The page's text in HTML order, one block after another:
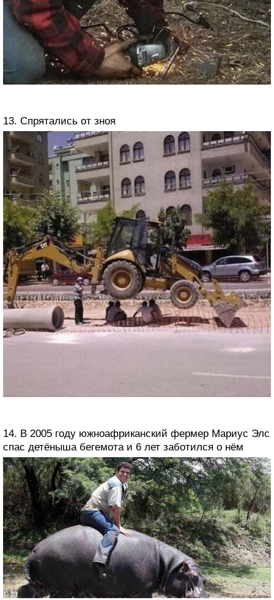
13. Спрятались от зноя
14. В 2005 году южноафриканский фермер Мариус Элс
спас детёныша бегемота и 6 лет заботился о нём